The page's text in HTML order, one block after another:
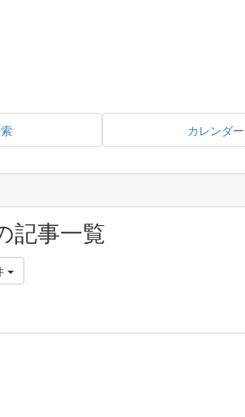
カレンダー
記事一覧